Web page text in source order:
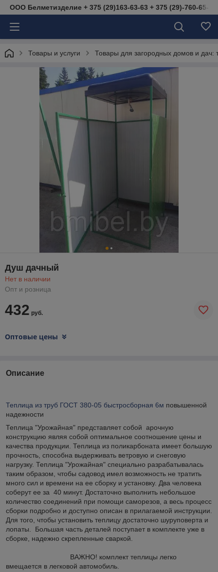
ООО Белметизделие + 375 (29)163-63-63 + 375 (29)-760-65-
Товары и услуги Товары для загородных домов и
Душ дачный
Нет в наличии
Опт и розница
432 руб.
Оптовые цены
Описание
Теплица из труб ГОСТ 380-05 быстросборная 6м повышенной
надежности
Теплица "Урожайная" представляет собой арочную
конструкцию являя собой оптимальное соотношение цены и
качества продукции. Теплица из поликарбоната имеет большую
прочность, способна выдерживать ветровую и снеговую
нагрузку. Теплица "Урожайная" специально разрабатывалась
таким образом, чтобы садовод имел возможность не тратить
много сил и времени на ее сборку и установку. Два человека
соберут ее за 40 минут. Достаточно выполнить небольшое
количество соединений при помощи саморезов, а весь процесс
сборки подробно и доступно описан в прилагаемой инструкции.
Для того, чтобы установить теплицу достаточно шуруповерта и
лопаты. Большая часть деталей поступает в комплекте уже в
сборке, надежно скрепленные сваркой.
ВАЖНО! комплект теплицы легко
вмещается в легковой автомобиль.